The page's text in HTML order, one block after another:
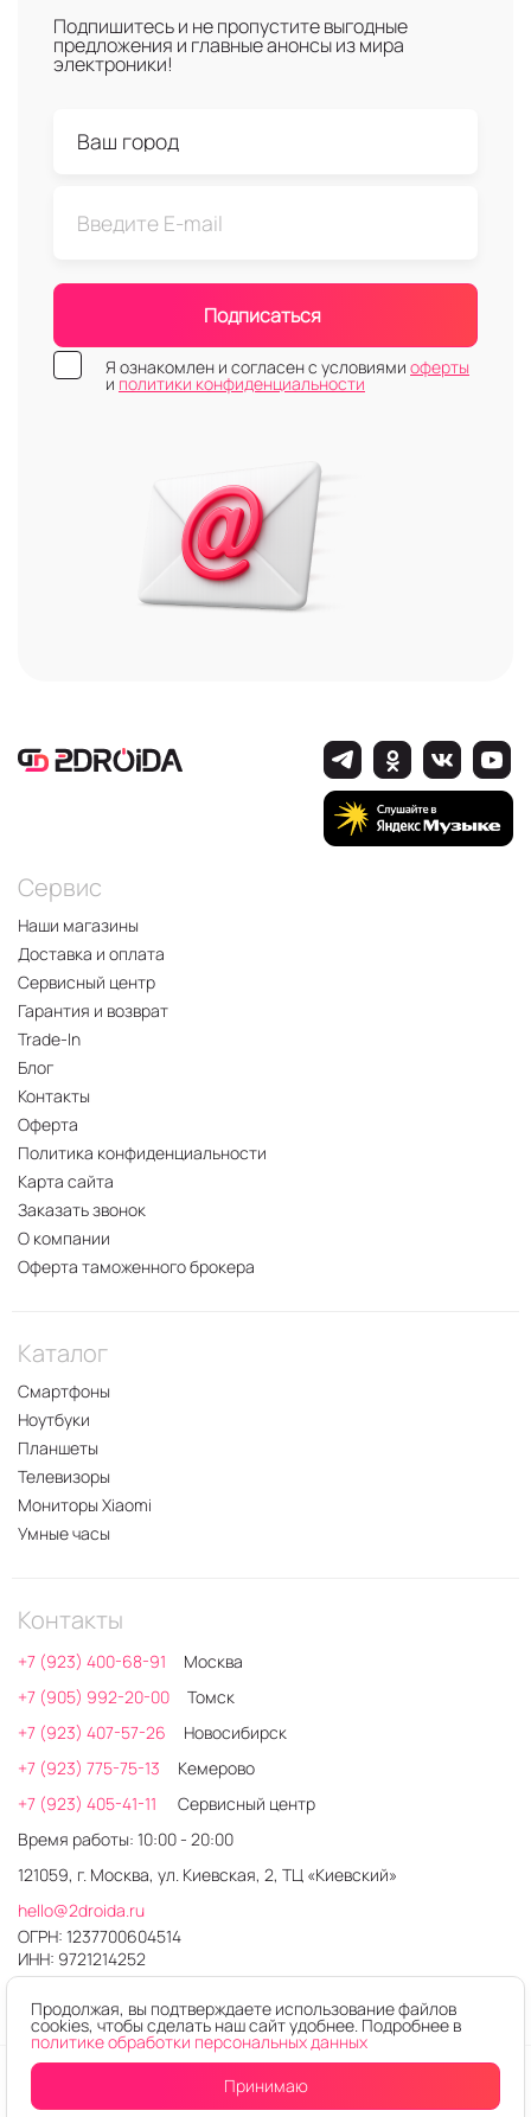
Купить в один клик
Подпишитесь и не пропустите выгодные
предложения и главные анонсы из мира
электроники!
Подписаться
Я ознакомлен и согласен с условиями оферты
и политики конфиденциальности
Сервис
Наши магазины
Доставка и оплата
Сервисный центр
Гарантия и возврат
Trade-In
Блог
Контакты
Оферта
Политика конфиденциальности
Карта сайта
Заказать звонок
О компании
Оферта таможенного брокера
Каталог
Смартфоны
Ноутбуки
Планшеты
Телевизоры
Мониторы Xiaomi
Умные часы
Контакты
+7 (923) 400-68-91
Москва
+7 (905) 992-20-00
Томск
+7 (923) 407-57-26
Новосибирск
+7 (923) 775-75-13
Кемерово
+7 (923) 405-41-11
Сервисный центр
Время работы: 10:00 - 20:00
121059, г. Москва, ул. Киевская, 2, ТЦ «Киевский»
hello@2droida.ru
ОГРН: 1237700604514
ИНН: 9721214252
© 2026. Любое использование контента без письменного
Интернет-магазин электроники 2DROIDA
Продолжая, вы подтверждаете использование файлов
cookies, чтобы сделать наш сайт удобнее. Подробнее в
политике обработки персональных данных
Принимаю